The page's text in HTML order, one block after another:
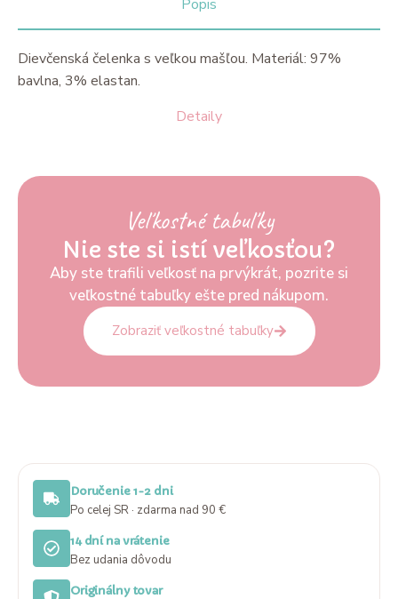
Popis
Detaily
Dievčenská čelenka s veľkou mašľou. Materiál: 97%
bavlna, 3% elastan.
Veľkostné tabuľky
Nie ste si istí veľkosťou?
Aby ste trafili veľkosť na prvýkrát, pozrite si
veľkostné tabuľky ešte pred nákupom.
Zobraziť veľkostné tabuľky
Doručenie 1-2 dni
Po celej SR · zdarma nad 90 €
14 dní na vrátenie
Bez udania dôvodu
Originálny tovar